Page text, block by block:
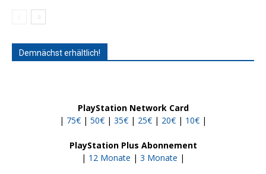
Demnächst erhältlich!
PlayStation Network Card
| 75€ | 50€ | 35€ | 25€ | 20€ | 10€ |
PlayStation Plus Abonnement
| 12 Monate | 3 Monate |